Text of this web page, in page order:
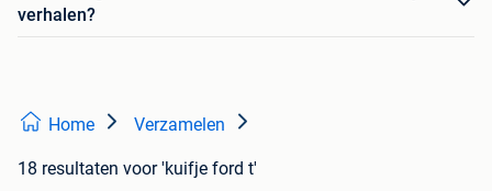
verhalen?
Home Verzamelen
18 resultaten voor 'kuifje ford t'